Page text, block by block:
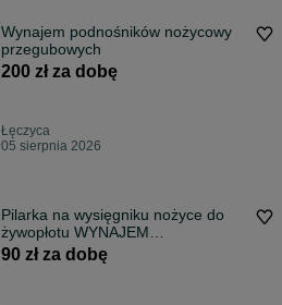
Wynajem podnośników nożycowy
przegubowych
200 zł za dobę
Łęczyca
05 sierpnia 2026
Pilarka na wysięgniku nożyce do
żywopłotu WYNAJEM
wypożyczenie
90 zł za dobę